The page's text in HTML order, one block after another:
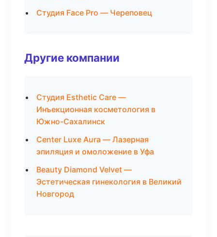
Студия Face Pro — Череповец
Другие компании
Студия Esthetic Care —
Инъекционная косметология в
Южно-Сахалинск
Center Luxe Aura — Лазерная
эпиляция и омоложение в Уфа
Beauty Diamond Velvet —
Эстетическая гинекология в Великий
Новгород